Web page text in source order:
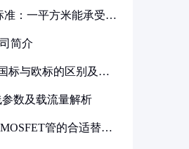
准：一平方米能承受多
简介
标与欧标的区别及其
参数及载流量解析
管的合适替代